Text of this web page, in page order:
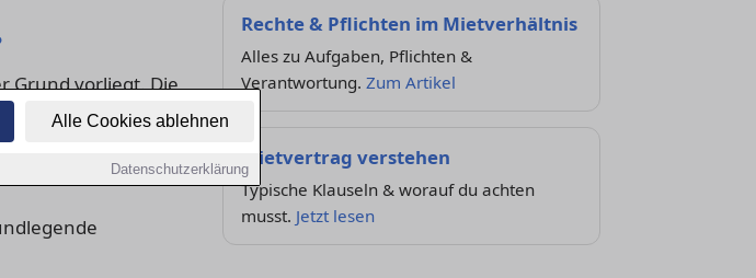
Alle Cookies ablehnen
Datenschutzerklärung
Grund vorliegt. Die
für sich oder nahe
Rechte & Pflichten im Mietverhältnis
Alles zu Aufgaben, Pflichten &
Verantwortung. Zum Artikel
Mietvertrag verstehen
Typische Klauseln & worauf du achten
musst. Jetzt lesen